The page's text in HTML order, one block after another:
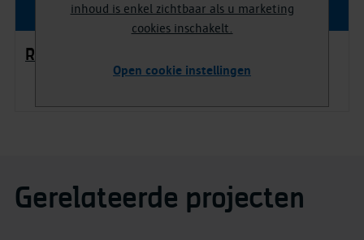
inhoud is enkel zichtbaar als u marketing
cookies inschakelt.
Open cookie instellingen
Restauratie in beeld
Gerelateerde projecten